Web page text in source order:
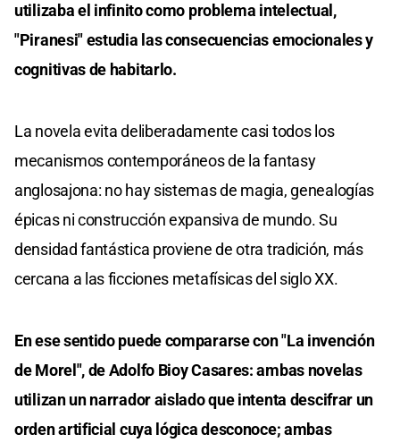
utilizaba el infinito como problema intelectual,
"Piranesi" estudia las consecuencias emocionales y
cognitivas de habitarlo.
La novela evita deliberadamente casi todos los
mecanismos contemporáneos de la fantasy
anglosajona: no hay sistemas de magia, genealogías
épicas ni construcción expansiva de mundo. Su
densidad fantástica proviene de otra tradición, más
cercana a las ficciones metafísicas del siglo XX.
En ese sentido puede compararse con "La invención
de Morel", de Adolfo Bioy Casares: ambas novelas
utilizan un narrador aislado que intenta descifrar un
orden artificial cuya lógica desconoce; ambas